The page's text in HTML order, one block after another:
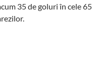
35 de goluri în cele 65